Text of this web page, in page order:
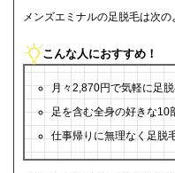
メンズエミナルの足脱毛は次の
こんな人におすすめ！
月々2,870円で気軽に足
足を含む全身の好きな10
仕事帰りに無理なく足脱